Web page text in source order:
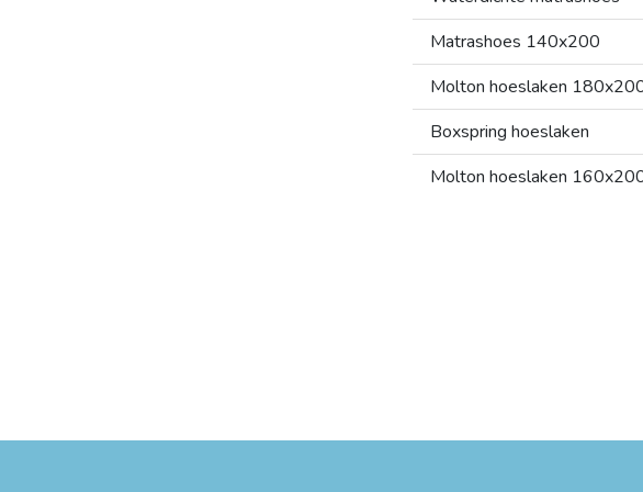
Matrashoes 140x200
Molton hoeslaken
Boxspring hoeslaken
Molton hoeslaken